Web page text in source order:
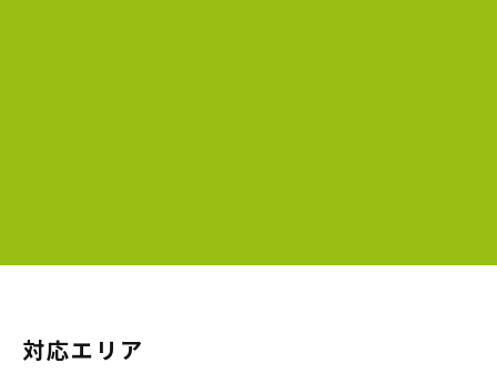
対応エリア